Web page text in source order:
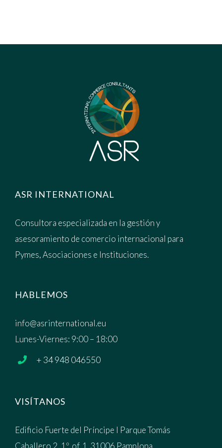
ASR INTERNATIONAL
Consultora especializada en la gestión y
asesoramiento de comercio internacional para
Pymes, Asociaciones e Instituciones.
HABLEMOS
info@asrinternational.eu
Lunes-Viernes: 9:00 – 18:00
+ 34 948 046550
VISÍTANOS
Edificio Fuerte del Príncipe I Parque Tomás
Caballero 2, 1º, of. 1. 31006 Pamplona